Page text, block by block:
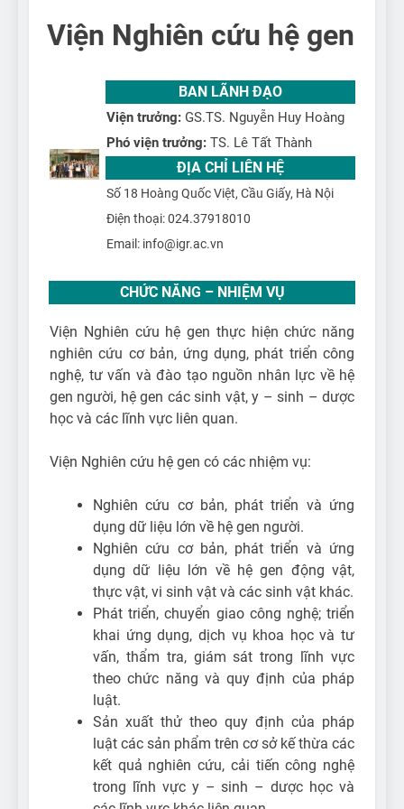
Viện Nghiên cứu hệ gen
BAN LÃNH ĐẠO
Viện trưởng: GS.TS. Nguyễn Huy Hoàng
Phó viện trưởng: TS. Lê Tất Thành
ĐỊA CHỈ LIÊN HỆ
Số 18 Hoàng Quốc Việt, Cầu Giấy, Hà Nội
Điện thoại: 024.37918010
Email: info@igr.ac.vn
CHỨC NĂNG – NHIỆM VỤ
Viện Nghiên cứu hệ gen thực hiện chức năng
nghiên cứu cơ bản, ứng dụng, phát triển công
nghệ, tư vấn và đào tạo nguồn nhân lực về hệ
gen người, hệ gen các sinh vật, y – sinh – dược
học và các lĩnh vực liên quan.
Viện Nghiên cứu hệ gen có các nhiệm vụ:
Nghiên cứu cơ bản, phát triển và ứng
dụng dữ liệu lớn về hệ gen người.
Nghiên cứu cơ bản, phát triển và ứng
dụng dữ liệu lớn về hệ gen động vật,
thực vật, vi sinh vật và các sinh vật khác.
Phát triển, chuyển giao công nghệ; triển
khai ứng dụng, dịch vụ khoa học và tư
vấn, thẩm tra, giám sát trong lĩnh vực
theo chức năng và quy định của pháp
luật.
Sản xuất thử theo quy định của pháp
luật các sản phẩm trên cơ sở kế thừa các
kết quả nghiên cứu, cải tiến công nghệ
trong lĩnh vực y – sinh – dược học và